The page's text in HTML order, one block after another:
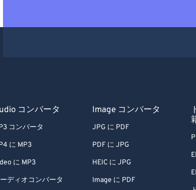
コンバータ
コンバータ
に MP3
に MP3
ディオコンバータ
Image コンバータ
JPG に PDF
PDF に JPG
HEIC に JPG
Image に PDF